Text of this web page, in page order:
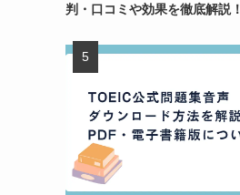
判・口コミや効果を徹底解説！